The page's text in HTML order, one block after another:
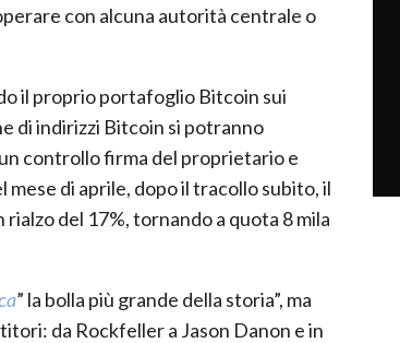
con alcuna autorità centrale o
il proprio portafoglio Bitcoin sui
di indirizzi Bitcoin si potranno
controllo firma del proprietario e
mese di aprile, dopo il tracollo subito, il
del 17%, tornando a quota 8 mila
” la bolla più grande della storia”, ma
da Rockfeller a Jason Danon e in